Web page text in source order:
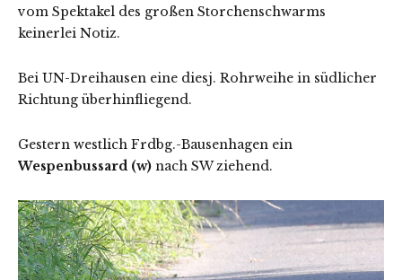
vom Spektakel des großen Storchenschwarms
keinerlei Notiz.
Bei UN-Dreihausen eine diesj. Rohrweihe in südlicher
Richtung überhinfliegend.
Gestern westlich Frdbg.-Bausenhagen ein
Wespenbussard (w) nach SW ziehend.